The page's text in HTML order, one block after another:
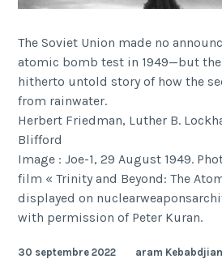
The Soviet Union made no
atomic bomb test in 1949—but the
hitherto untold story of how the
from rainwater.
Herbert Friedman, Luther B.
Blifford
Image : Joe-1, 29 August 1949.
film « Trinity and Beyond: The
displayed on
with permission of Peter Kuran.
30 septembre 2022 aram Kebabdjian